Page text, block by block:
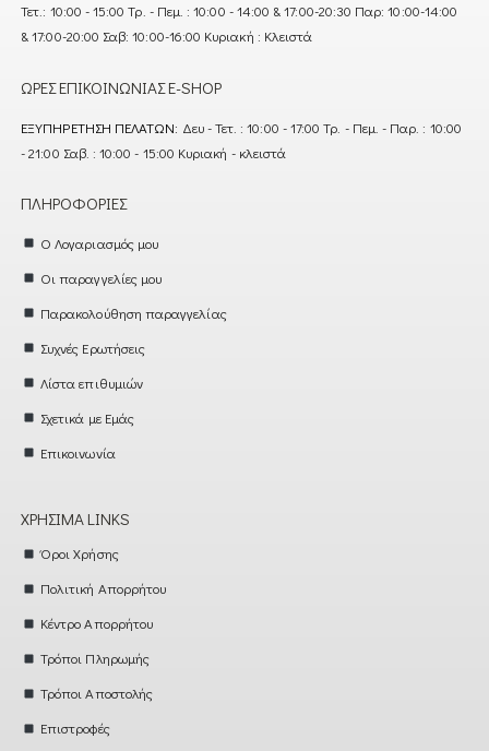
Τετ.: 10:00 - 15:00 Τρ. - Πεμ. : 10:00 - 14:00 & 17:00-20:30 Παρ: 10:00-14:00
& 17:00-20:00 Σαβ: 10:00-16:00 Κυριακή : Κλειστά
ΏΡΕΣ ΕΠΙΚΟΙΝΩΝΊΑΣ E-SHOP
ΕΞΥΠΗΡΈΤΗΣΗ ΠΕΛΑΤΏΝ: Δευ - Τετ. : 10:00 - 17:00 Τρ. - Πεμ. - Παρ. : 10:00
- 21:00 Σαβ. : 10:00 - 15:00 Κυριακή - κλειστά
ΠΛΗΡΟΦΟΡΊΕΣ
Ο Λογαριασμός μου
Οι παραγγελίες μου
Παρακολούθηση παραγγελίας
Συχνές Ερωτήσεις
Λίστα επιθυμιών
Σχετικά με Εμάς
Επικοινωνία
ΧΡΉΣΙΜΑ LINKS
Όροι Χρήσης
Πολιτική Απορρήτου
Κέντρο Απορρήτου
Τρόποι Πληρωμής
Τρόποι Αποστολής
Επιστροφές